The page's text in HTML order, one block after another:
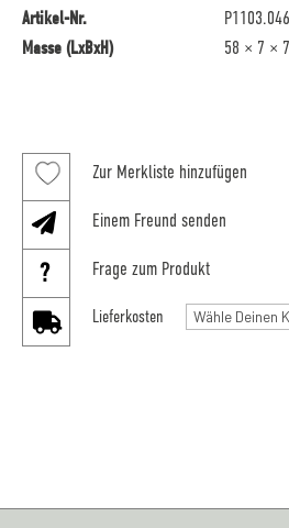
Artikel-Nr.
Masse (LxBxH)
58 × 7 ×
Zur Merkliste hinzufügen
Einem Freund senden
Frage zum Produkt
Lieferkosten